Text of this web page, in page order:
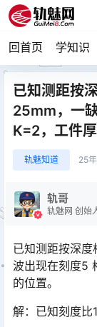
回首页 学知识
已知测距按
25mm，一
K=2，工件
轨魅知道 25
轨哥
轨魅网 创始
已知测距按深
波出现在刻度5
的位置。
解：已知刻度比